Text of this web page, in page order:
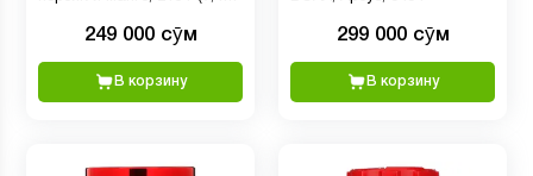
249 000 сӯм
В корзину
299 000 сӯм
В корзину